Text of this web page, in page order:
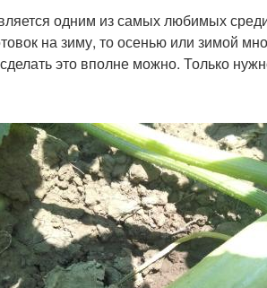
одним из самых любимых
на зиму, то осенью или зимой
это вполне можно. Только